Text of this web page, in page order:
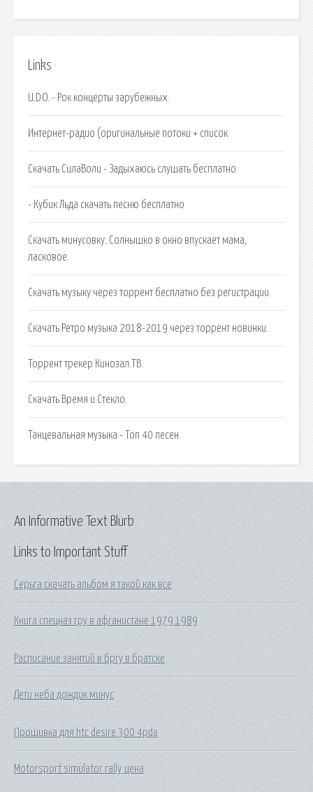
Links
U.D.O. - Рок концерты зарубежных.
Интернет-радио (оригинальные потоки + список.
Скачать СилаВоли - Задыхаюсь слушать бесплатно.
- Кубик Льда скачать песню бесплатно
Скачать минусовку: Солнышко в окно впускает мама,
ласковое.
Скачать музыку через торрент бесплатно без регистрации.
Скачать Ретро музыка 2018-2019 через торрент новинки.
Торрент трекер Кинозал.ТВ.
Скачать Время и Стекло.
Танцевальная музыка - Топ 40 песен.
Links to Important Stuff
Серьга скачать альбом я такой как все
Книга спецназ гру в афганистане 1979 1989
Расписание занятий в бргу в братске
Дети неба дождик минус
Прошивка для htc desire 300 4pda
Motorsport simulator rally цена
An Informative Text Blurb